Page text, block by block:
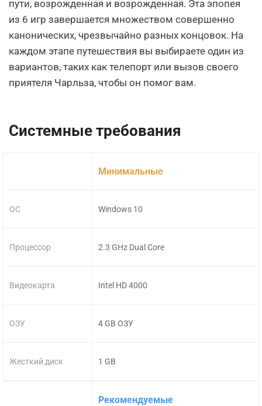
пути, возрожденная и возрожденная. Эта эпопея
из 6 игр завершается множеством совершенно
канонических, чрезвычайно разных концовок. На
каждом этапе путешествия вы выбираете один из
вариантов, таких как телепорт или вызов своего
приятеля Чарльза, чтобы он помог вам.
Системные требования
ОС
Процессор
Видеокарта
ОЗУ
Жесткий диск
Минимальные
Windows 10
2.3 GHz Dual Core
Intel HD 4000
4 GB ОЗУ
1 GB
Рекомендуемые